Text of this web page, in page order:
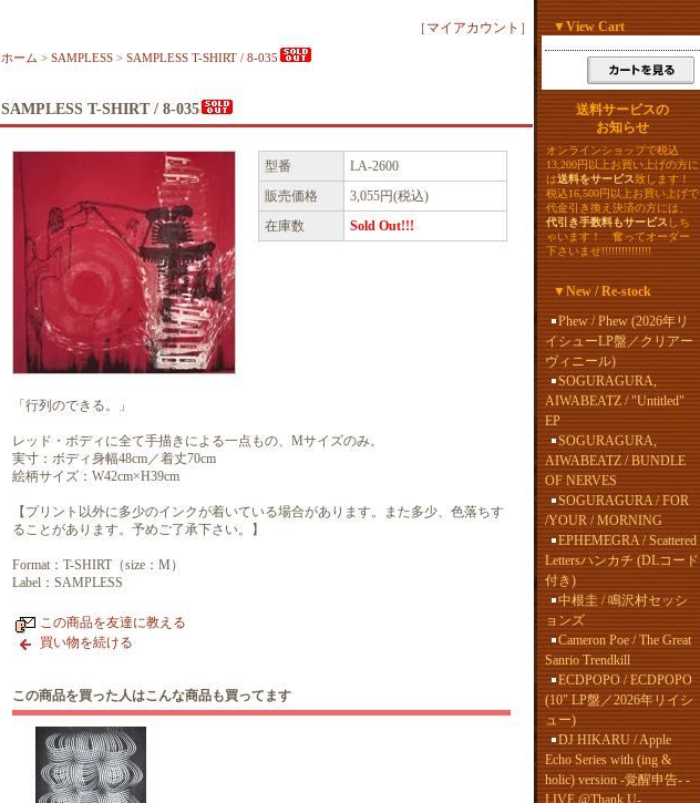
［ マイアカウント ］
ホーム > SAMPLESS > SAMPLESS T-SHIRT / 8-035
SAMPLESS T-SHIRT / 8-035
型番
LA-2600
販売価格
3,055円(税込)
在庫数
Sold Out!!!
「行列のできる。」
レッド・ボディに全て手描きによる一点もの、Mサイズのみ。
実寸：ボディ身幅48cm／着丈70cm
絵柄サイズ：W42cm×H39cm
【プリント以外に多少のインクが着いている場合があります。また多少、色落ちす
ることがあります。予めご了承下さい。】
Format：T-SHIRT（size：M）
Label：SAMPLESS
この商品を友達に教える
買い物を続ける
この商品を買った人はこんな商品も買ってます
▼View Cart
送料サービスの
お知らせ
オンラインショップで税込
13,200円以上お買い上げの方に
は送料をサービス致します！
税込16,500円以上お買い上げで
代金引き換え決済の方には、
代引き手数料もサービスしち
ゃいます！ 奮ってオーダー
下さいませ!!!!!!!!!!!!!!!
▼New / Re-stock
Phew / Phew (2026年リ
イシューLP盤／クリアー
ヴィニール)
SOGURAGURA,
AIWABEATZ / "Untitled"
EP
SOGURAGURA,
AIWABEATZ / BUNDLE
OF NERVES
SOGURAGURA / FOR
/YOUR / MORNING
EPHEMEGRA / Scattered
Lettersハンカチ (DLコード
付き)
中根圭 / 鳴沢村セッシ
ョンズ
Cameron Poe / The Great
Sanrio Trendkill
ECDPOPO / ECDPOPO
(10" LP盤／2026年リイシ
ュー)
DJ HIKARU / Apple
Echo Series with (ing &
holic) version -覚醒申告- -
LIVE @Thank U-